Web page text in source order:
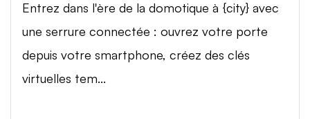
Entrez dans l'ère de la domotique à {city} avec
une serrure connectée : ouvrez votre porte
depuis votre smartphone, créez des clés
virtuelles tem...